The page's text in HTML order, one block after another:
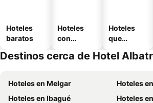
Hoteles
baratos
Hoteles
con
Hoteles
que
mascotas
Destinos cerca de Hotel
Hoteles en Melgar
Hoteles
Hoteles en Ibagué
Hoteles